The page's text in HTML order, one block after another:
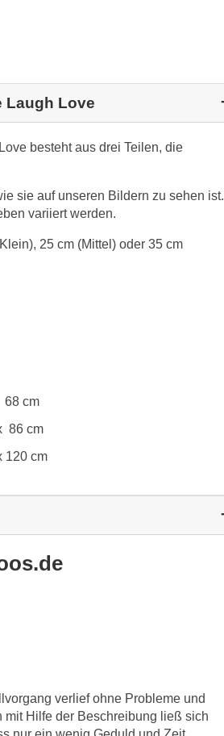
Laugh Love
besteht aus drei Teilen, die
sie auf unseren Bildern zu sehen ist.
variiert werden.
25 cm (Mittel) oder 35 cm
68 cm
86 cm
120 cm
verlief ohne Probleme und
mit Hilfe der Beschreibung ließ sich